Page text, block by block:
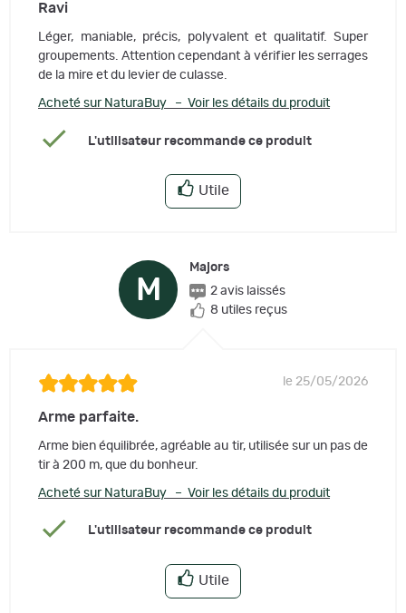
Ravi
Léger, maniable, précis, polyvalent et qualitatif. Super
groupements. Attention cependant à vérifier les serrages
de la mire et du levier de culasse.
Acheté sur NaturaBuy – Voir les détails du produit
L'utilisateur recommande ce produit
Utile
M
Majors
2 avis laissés
8 utiles reçus
le 25/05/2026
Arme parfaite.
Arme bien équilibrée, agréable au tir, utilisée sur un pas de
tir à 200 m, que du bonheur.
Acheté sur NaturaBuy – Voir les détails du produit
L'utilisateur recommande ce produit
Utile